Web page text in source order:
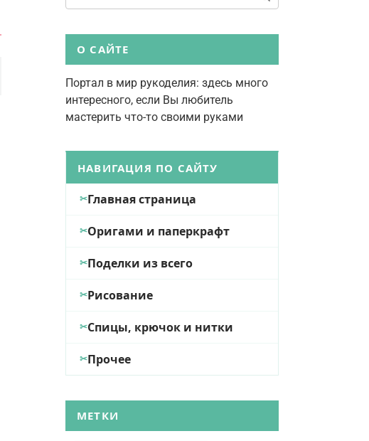
О САЙТЕ
Портал в мир рукоделия: здесь много
интересного, если Вы любитель
мастерить что-то своими руками
НАВИГАЦИЯ ПО САЙТУ
Главная страница
Оригами и паперкрафт
Поделки из всего
Рисование
Спицы, крючок и нитки
Прочее
МЕТКИ